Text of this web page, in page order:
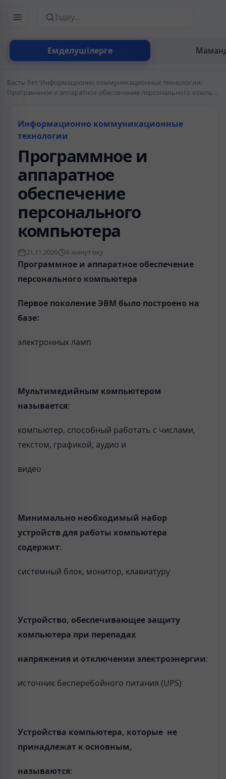
Емделушілерге
Сайттан іздеу
Басты бет/Информационно коммуникационные технологии/
Программное и аппаратное обеспечение персонального компьютера
Информационно коммуникационные
технологии
Программное и
аппаратное
обеспечение
персонального
компьютера
21.11.2020 6 минут оқу
Программное и аппаратное обеспечение
персонального компьютера
Первое поколение ЭВМ было построено на
базе:
электронных ламп
Мультимедийным компьютером
называется:
компьютер, способный работать с числами,
текстом, графикой, аудио и
видео
Минимально необходимый набор
устройств для работы компьютера
содержит:
системный блок, монитор, клавиатуру
Устройство, обеспечивающее защиту
компьютера при перепадах
напряжения и отключении электроэнергии:
источник бесперебойного питания (UPS)
Устройства компьютера, которые не
принадлежат к основным,
называются: